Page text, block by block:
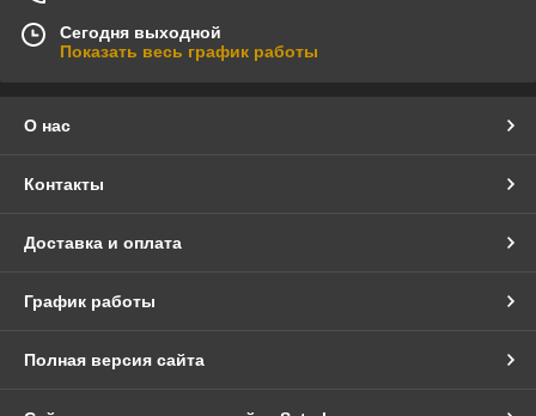
Сегодня выходной
Показать весь график работы
О нас
Контакты
Доставка и оплата
График работы
Полная версия сайта